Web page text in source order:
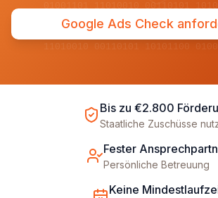
01001101 11010010 00110101
10110100 01011001 11100110
00101011 10010110 01101001
Google Ads Check
Bis zu €2.800
Staatliche Zuschüsse
Fester
Persönliche Betreuung
Keine